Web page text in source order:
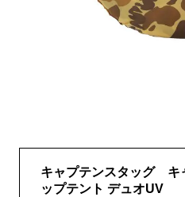
キャプテンスタッグ キ
ップテント デュオUV